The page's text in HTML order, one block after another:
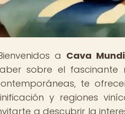
a Cava
sobre el fascinante
te
y regiones
a descubrir la